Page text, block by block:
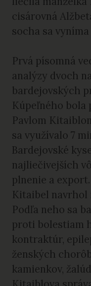
cisárovná
socha sa
Prvá písomná
analýzy dvoch
bardejovských
Kúpeľného bola
Pavlom
sa využívalo 7
Bardejovské
najliečivejších
plnenie a
Kitaibel navrhol
Podľa neho sa
proti bolestiam
kontraktúr,
ženských
kamienkov,